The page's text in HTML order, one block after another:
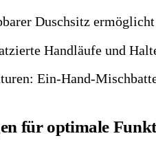
Duschsitz
Handläufe und
Ein-Hand-
für optimale